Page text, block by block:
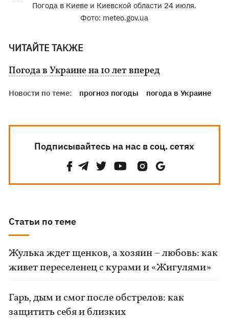
Погода в Киеве и Киевской области 24 июля.
Фото: meteo.gov.ua
ЧИТАЙТЕ ТАКЖЕ
Погода в Украине на 10 лет вперед
Новости по теме: прогноз погоды погода в Украине
Подписывайтесь на нас в соц. сетях
Статьи по теме
Жулька ждет щенков, а хозяин – любовь: как
живет переселенец с курами и «Жигулями»
Гарь, дым и смог после обстрелов: как
защитить себя и близких